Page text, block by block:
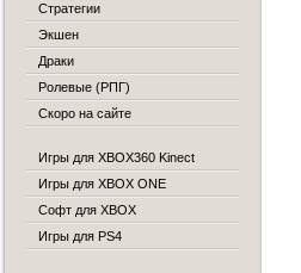
Стратегии
Экшен
Драки
Ролевые (РПГ)
Скоро на сайте
Игры для XBOX360 Kinect
Игры для XBOX ONE
Софт для XBOX
Игры для PS4